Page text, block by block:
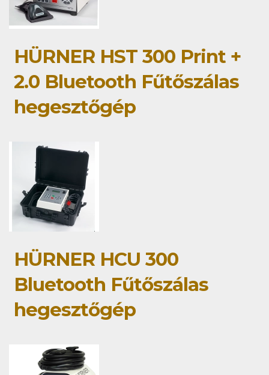
HÜRNER HST 300 Print +
2.0 Bluetooth Fűtőszálas
hegesztőgép
HÜRNER HCU 300
Bluetooth Fűtőszálas
hegesztőgép